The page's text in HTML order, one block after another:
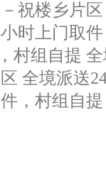
祝楼乡片
时上门取
村组自提
全境派送
，村组自提